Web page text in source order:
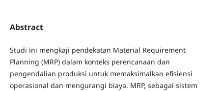
Abstract
Studi ini mengkaji pendekatan Material Requirement
Planning (MRP) dalam konteks perencanaan dan
pengendalian produksi untuk memaksimalkan efisiensi
operasional dan mengurangi biaya. MRP, sebagai sistem